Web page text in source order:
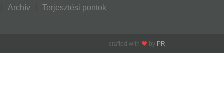
Archív Terjesztési pontok
crafted with by PR